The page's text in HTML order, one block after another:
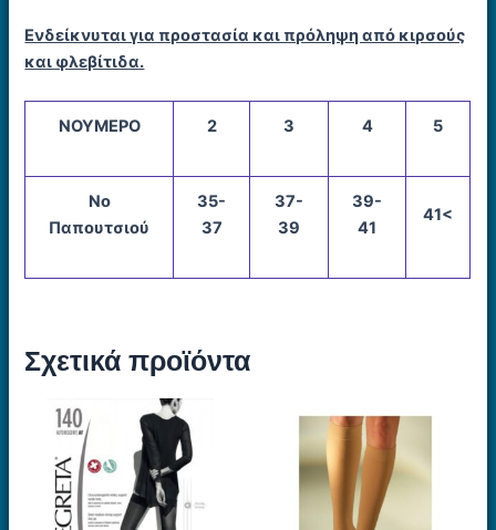
Ενδείκνυται για προστασία και πρόληψη από κιρσούς
και φλεβίτιδα.
ΝΟΥΜΕΡΟ 2 3 4 5
Νο
Παπουτσιού
35-
37
37-
39
39-
41
41<
Σχετικά προϊόντα